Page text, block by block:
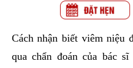
Cách nhận biết viêm niệu
qua chẩn đoán của bác